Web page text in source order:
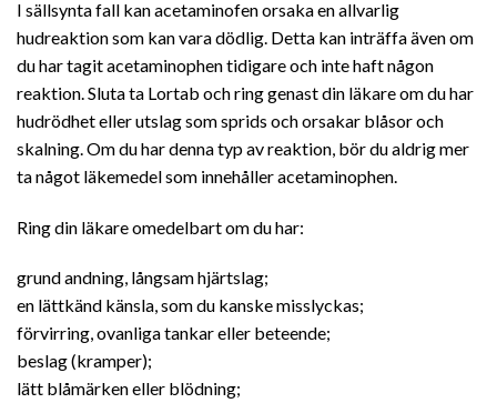
I sällsynta fall kan acetaminofen orsaka en allvarlig
hudreaktion som kan vara dödlig. Detta kan inträffa även om
du har tagit acetaminophen tidigare och inte haft någon
reaktion. Sluta ta Lortab och ring genast din läkare om du har
hudrödhet eller utslag som sprids och orsakar blåsor och
skalning. Om du har denna typ av reaktion, bör du aldrig mer
ta något läkemedel som innehåller acetaminophen.
Ring din läkare omedelbart om du har:
grund andning, långsam hjärtslag;
en lättkänd känsla, som du kanske misslyckas;
förvirring, ovanliga tankar eller beteende;
beslag (kramper);
lätt blåmärken eller blödning;